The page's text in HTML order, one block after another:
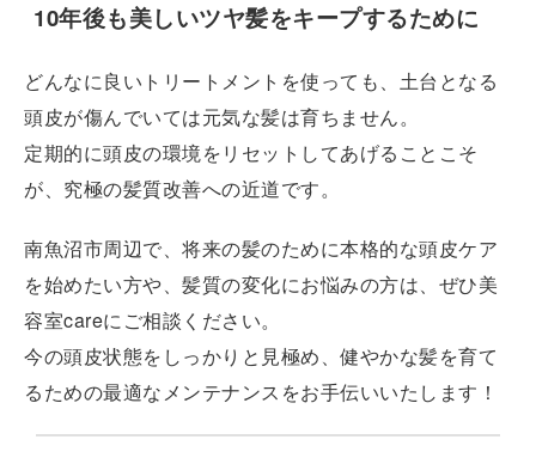
10年後も美しいツヤ髪をキープするために
どんなに良いトリートメントを使っても、土台となる
頭皮が傷んでいては元気な髪は育ちません。
定期的に頭皮の環境をリセットしてあげることこそ
が、究極の髪質改善への近道です。
南魚沼市周辺で、将来の髪のために本格的な頭皮ケア
を始めたい方や、髪質の変化にお悩みの方は、ぜひ美
容室careにご相談ください。
今の頭皮状態をしっかりと見極め、健やかな髪を育て
るための最適なメンテナンスをお手伝いいたします！